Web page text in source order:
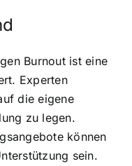
Burnout ist eine
Experten
die eigene
zu legen.
können
sein.